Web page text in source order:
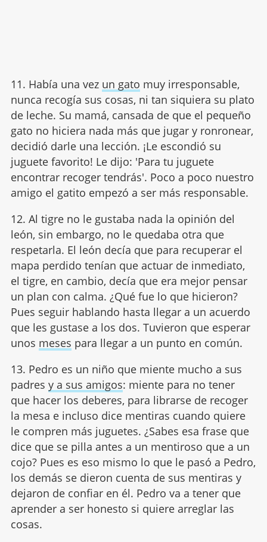
11. Había una vez un gato muy irresponsable,
nunca recogía sus cosas, ni tan siquiera su plato
de leche. Su mamá, cansada de que el pequeño
gato no hiciera nada más que jugar y ronronear,
decidió darle una lección. ¡Le escondió su
juguete favorito! Le dijo: 'Para tu juguete
encontrar recoger tendrás'. Poco a poco nuestro
amigo el gatito empezó a ser más responsable.
12. Al tigre no le gustaba nada la opinión del
león, sin embargo, no le quedaba otra que
respetarla. El león decía que para recuperar el
mapa perdido tenían que actuar de inmediato,
el tigre, en cambio, decía que era mejor pensar
un plan con calma. ¿Qué fue lo que hicieron?
Pues seguir hablando hasta llegar a un acuerdo
que les gustase a los dos. Tuvieron que esperar
unos meses para llegar a un punto en común.
13. Pedro es un niño que miente mucho a sus
padres y a sus amigos: miente para no tener
que hacer los deberes, para librarse de recoger
la mesa e incluso dice mentiras cuando quiere
le compren más juguetes. ¿Sabes esa frase que
dice que se pilla antes a un mentiroso que a un
cojo? Pues es eso mismo lo que le pasó a Pedro,
los demás se dieron cuenta de sus mentiras y
dejaron de confiar en él. Pedro va a tener que
aprender a ser honesto si quiere arreglar las
cosas.